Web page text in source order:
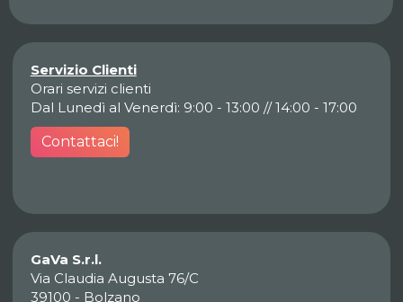
Servizio Clienti
Orari servizi clienti
Dal Lunedì al Venerdì: 9:00 - 13:00 // 14:00 - 17:00
Contattaci!
GaVa S.r.l.
Via Claudia Augusta 76/C
39100 - Bolzano